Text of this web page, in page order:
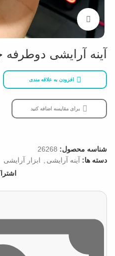
بزرگنمایی تصویر
آینه آرایشی دوطرفه
افزودن به علاقه مندی
برای مقایسه اضافه کنید
شناسه محصول: 26268
دسته ها: آینه آرایشی
ابزار آرایشی